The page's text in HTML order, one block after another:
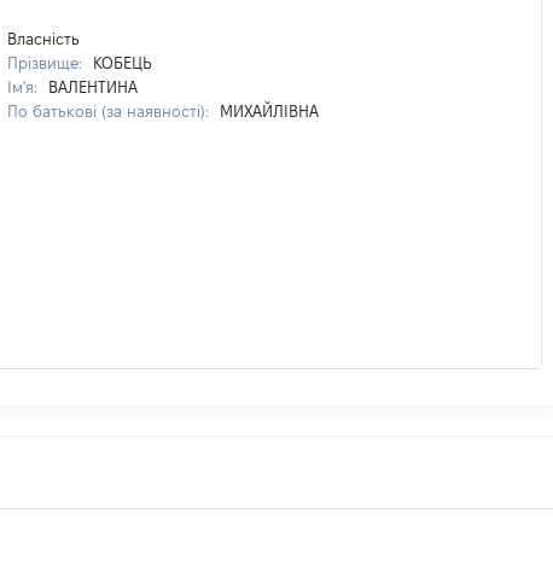
Власність
Прізвище:
КОБЕЦЬ
Ім'я:
ВАЛЕНТИНА
По батькові (за наявності):
МИХАЙЛІВНА